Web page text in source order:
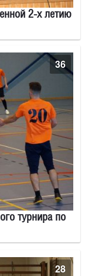
2-х летию
турнира по
36
28